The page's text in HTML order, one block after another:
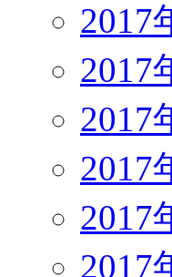
2017
2017
2017
2017
2017
2017